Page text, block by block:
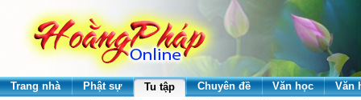
Trang nhà Phật sự Tu tập Chuyên đề Văn học Văn